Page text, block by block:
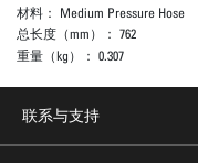
材料： Medium Pressure Hose
总长度（mm）： 762
重量（kg）： 0.307
联系与支持